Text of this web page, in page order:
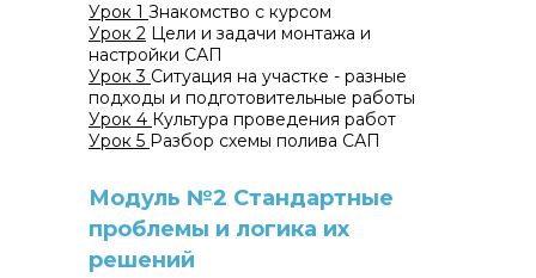
Урок 1 Знакомство с курсом
Урок 2 Цели и задачи монтажа и
настройки САП
Урок 3 Ситуация на участке - разные
подходы и подготовительные работы
Урок 4 Культура проведения работ
Урок 5 Разбор схемы полива САП
Модуль №2 Стандартные
проблемы и логика их
решений